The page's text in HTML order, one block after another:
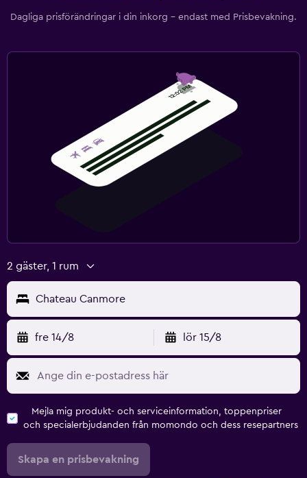
Dagliga prisförändringar i din inkorg – endast med Prisbevakning.
2 gäster, 1 rum
Chateau Canmore
fre 14/8 lör 15/8
Mejla mig produkt- och serviceinformation, toppenpriser
och specialerbjudanden från momondo och dess resepartners
Skapa en prisbevakning